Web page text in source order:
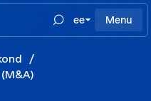
ee Menu
/